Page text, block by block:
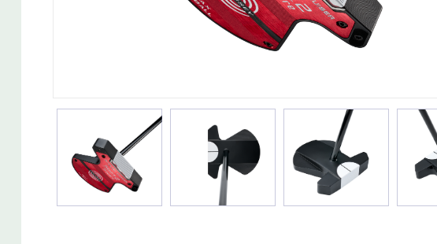
Miesten aloittelijan setit
Naisten täyssetit